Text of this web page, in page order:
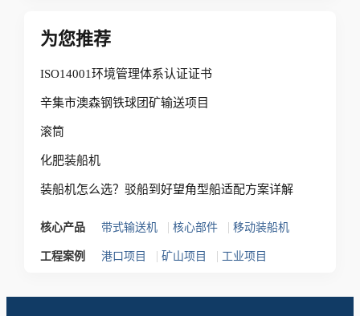
为您推荐
ISO14001环境管理体系认证证书
辛集市澳森钢铁球团矿输送项目
滚筒
化肥装船机
装船机怎么选？驳船到好望角型船适配方案详解
核心产品 带式输送机 | 核心部件 | 移动装船机
工程案例 港口项目 | 矿山项目 | 工业项目